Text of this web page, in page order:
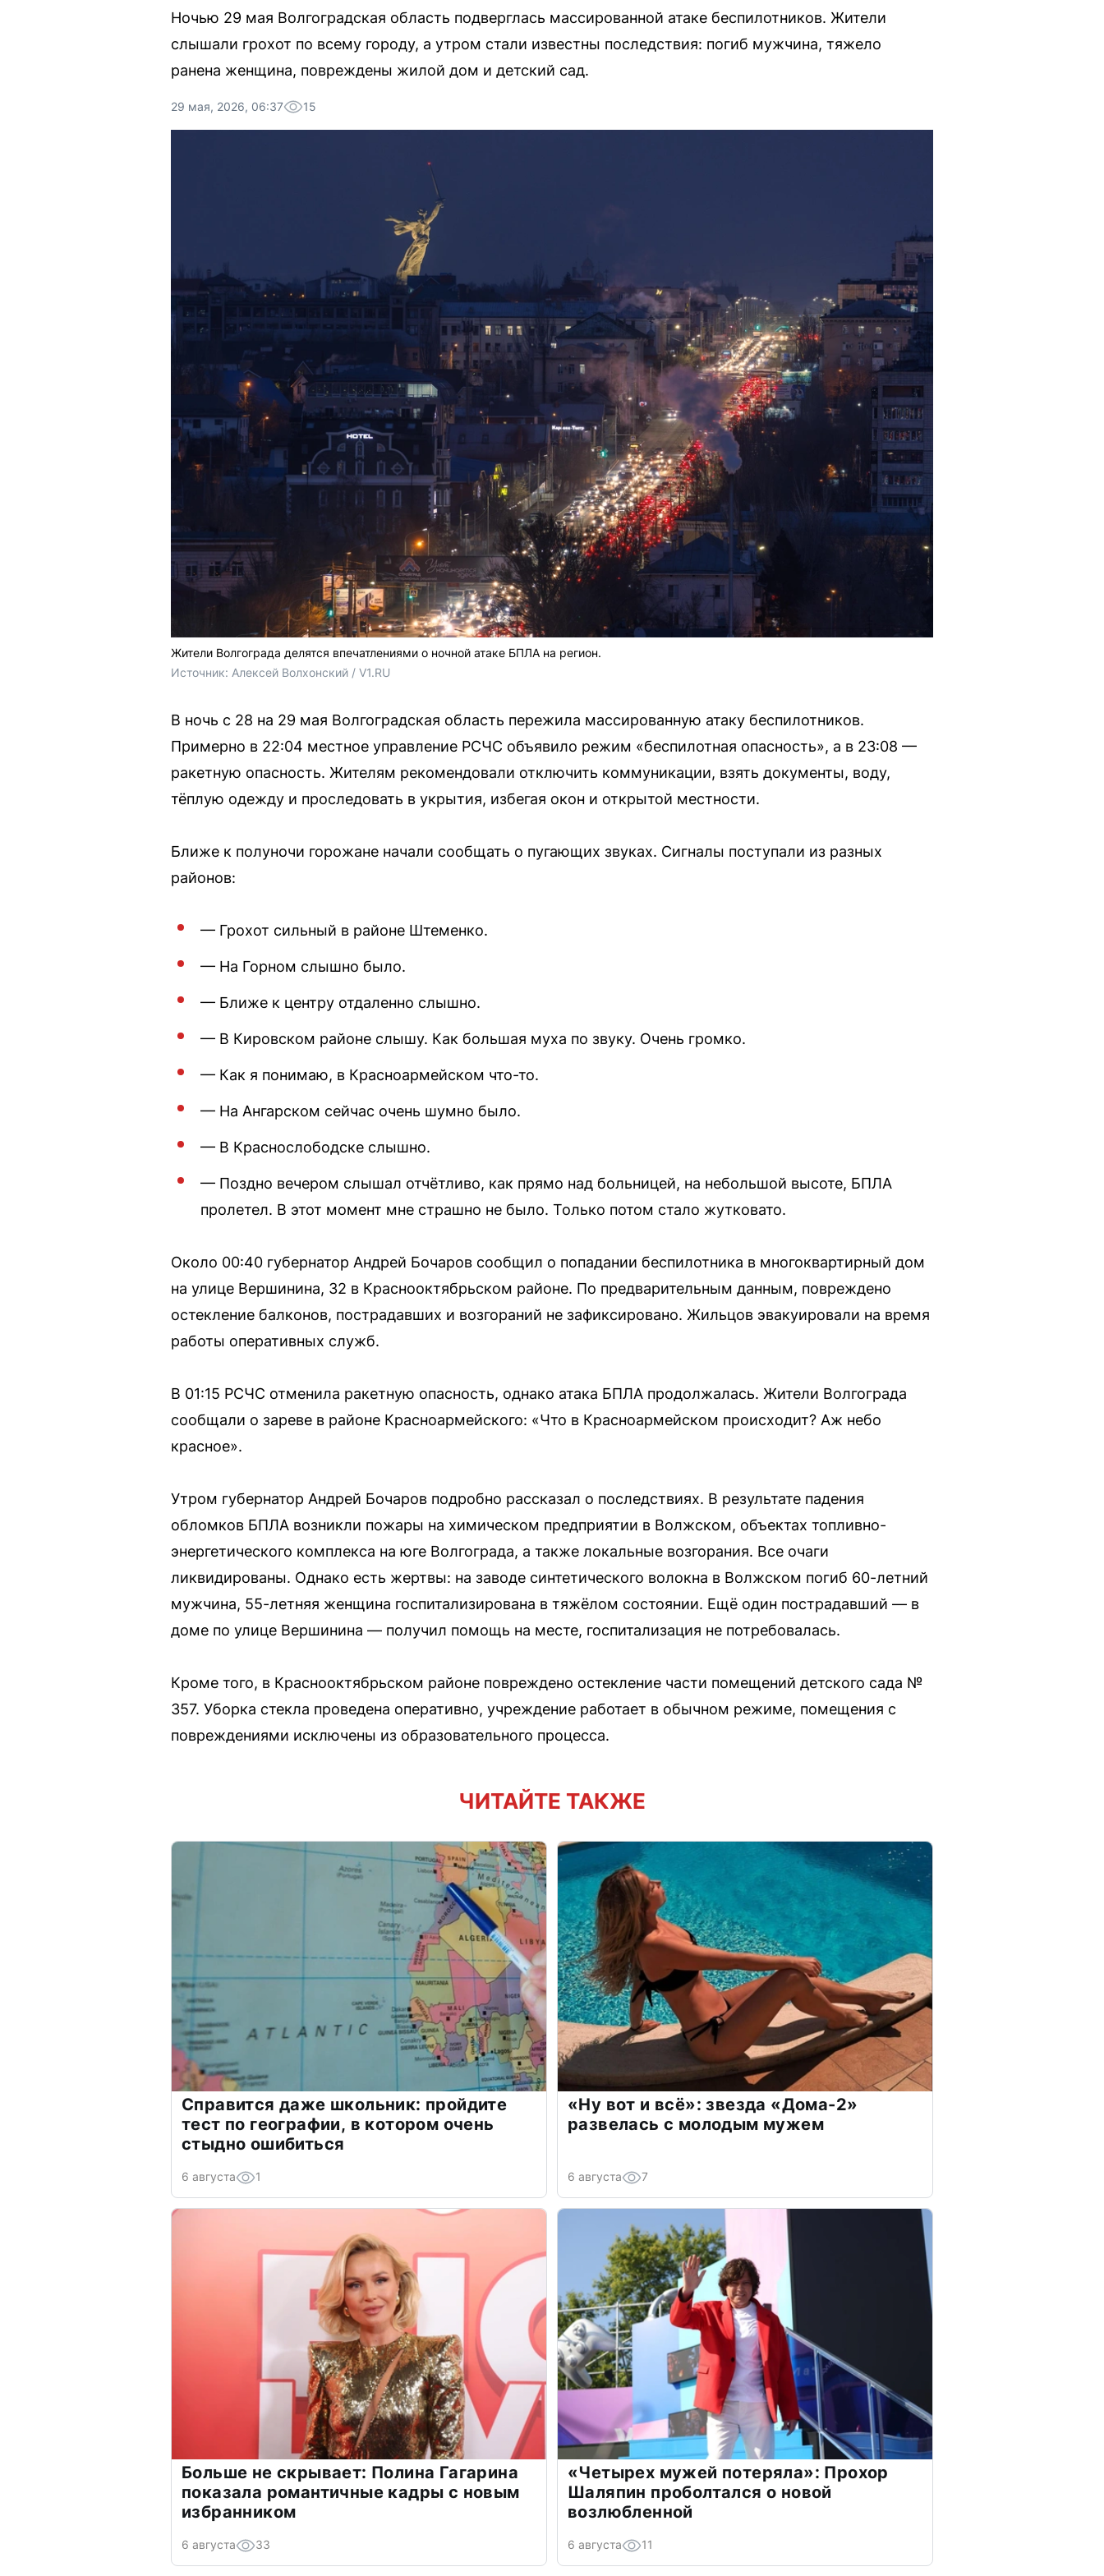
Ночью 29 мая Волгоградская область подверглась массированной атаке беспилотников. Жители
слышали грохот по всему городу, а утром стали известны последствия: погиб мужчина, тяжело
ранена женщина, повреждены жилой дом и детский сад.
29 мая, 2026, 06:37 15
Жители Волгограда делятся впечатлениями о ночной атаке БПЛА на регион.
Источник: Алексей Волхонский / V1.RU
В ночь с 28 на 29 мая Волгоградская область пережила массированную атаку беспилотников.
Примерно в 22:04 местное управление РСЧС объявило режим «беспилотная опасность», а в 23:08 —
ракетную опасность. Жителям рекомендовали отключить коммуникации, взять документы, воду,
тёплую одежду и проследовать в укрытия, избегая окон и открытой местности.
Ближе к полуночи горожане начали сообщать о пугающих звуках. Сигналы поступали из разных
районов:
— Грохот сильный в районе Штеменко.
— На Горном слышно было.
— Ближе к центру отдаленно слышно.
— В Кировском районе слышу. Как большая муха по звуку. Очень громко.
— Как я понимаю, в Красноармейском что-то.
— На Ангарском сейчас очень шумно было.
— В Краснослободске слышно.
— Поздно вечером слышал отчётливо, как прямо над больницей, на небольшой высоте, БПЛА
пролетел. В этот момент мне страшно не было. Только потом стало жутковато.
Около 00:40 губернатор Андрей Бочаров сообщил о попадании беспилотника в многоквартирный дом
на улице Вершинина, 32 в Краснооктябрьском районе. По предварительным данным, повреждено
остекление балконов, пострадавших и возгораний не зафиксировано. Жильцов эвакуировали на время
работы оперативных служб.
В 01:15 РСЧС отменила ракетную опасность, однако атака БПЛА продолжалась. Жители Волгограда
сообщали о зареве в районе Красноармейского: «Что в Красноармейском происходит? Аж небо
красное».
Утром губернатор Андрей Бочаров подробно рассказал о последствиях. В результате падения
обломков БПЛА возникли пожары на химическом предприятии в Волжском, объектах топливно-
энергетического комплекса на юге Волгограда, а также локальные возгорания. Все очаги
ликвидированы. Однако есть жертвы: на заводе синтетического волокна в Волжском погиб 60-летний
мужчина, 55-летняя женщина госпитализирована в тяжёлом состоянии. Ещё один пострадавший — в
доме по улице Вершинина — получил помощь на месте, госпитализация не потребовалась.
Кроме того, в Краснооктябрьском районе повреждено остекление части помещений детского сада №
357. Уборка стекла проведена оперативно, учреждение работает в обычном режиме, помещения с
повреждениями исключены из образовательного процесса.
ЧИТАЙТЕ ТАКЖЕ
Справится даже школьник: пройдите
тест по географии, в котором очень
стыдно ошибиться
6 августа 1
«Ну вот и всё»: звезда «Дома-2»
развелась с молодым мужем
6 августа 7
Больше не скрывает: Полина Гагарина
показала романтичные кадры с новым
избранником
6 августа 33
«Четырех мужей потеряла»: Прохор
Шаляпин проболтался о новой
возлюбленной
6 августа 11